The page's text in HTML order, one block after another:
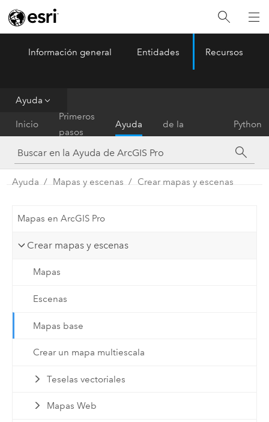
ArcGIS Pro Menu
Información general Entidades Recursos
Ayuda
Inicio
Primeros
pasos
Ayuda
de la
herramienta
Python
Ayuda Mapas y escenas Crear mapas y escenas
Mapas en ArcGIS Pro
Crear mapas y escenas
Mapas
Escenas
Mapas base
Crear un mapa multiescala
Teselas vectoriales
Mapas Web